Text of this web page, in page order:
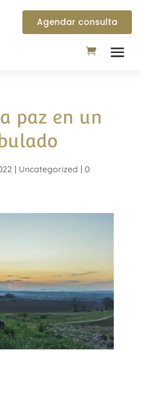
Agendar consulta
paz en un
| Uncategorized | 0